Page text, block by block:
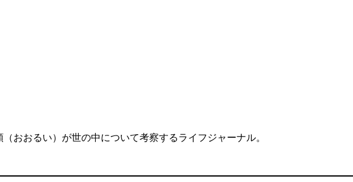
おおるい）が世の中について考察するライフジャーナル。